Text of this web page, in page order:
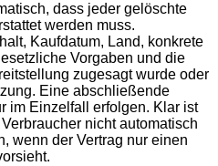
dass jeder gelöschte
werden muss.
Kaufdatum, Land, konkrete
Vorgaben und die
zugesagt wurde oder
Eine abschließende
im Einzelfall erfolgen. Klar ist
nicht automatisch
wenn der Vertrag nur einen